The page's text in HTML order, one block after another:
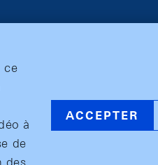
ce
à
de
ACCEPTER